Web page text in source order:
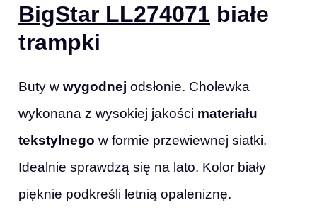
BigStar LL274071 białe
trampki
Buty w wygodnej odsłonie. Cholewka
wykonana z wysokiej jakości materiału
tekstylnego w formie przewiewnej siatki.
Idealnie sprawdzą się na lato. Kolor biały
pięknie podkreśli letnią opaleniznę.